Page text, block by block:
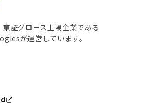
東証グロース上場企業である
が運営しています。